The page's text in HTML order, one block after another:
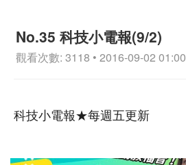
No.35 科技小電報(9/2)
觀看次數: 3118 • 2016-09-02 01:00
科技小電報★每週五更新